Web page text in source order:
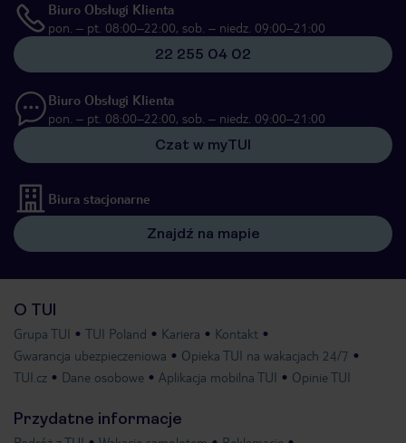
Biuro Obsługi Klienta
pon. – pt. 08:00–22:00, sob. – niedz. 09:00–21:00
22 255 04 02
Biuro Obsługi Klienta
pon. – pt. 08:00–22:00, sob. – niedz. 09:00–21:00
Czat w myTUI
Biura stacjonarne
Znajdź na mapie
O TUI
Grupa TUI TUI Poland Kariera
Kontakt
Gwarancja ubezpieczeniowa
Opieka TUI na wakacjach 24/7
TUI.cz
Dane osobowe Aplikacja mobilna TUI Opinie TUI
Przydatne informacje